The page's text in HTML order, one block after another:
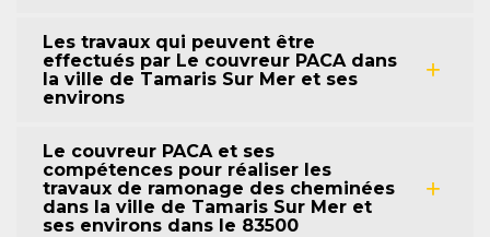
Les travaux qui peuvent être
effectués par Le couvreur PACA dans
la ville de Tamaris Sur Mer et ses
environs
Le couvreur PACA et ses
compétences pour réaliser les
travaux de ramonage des cheminées
dans la ville de Tamaris Sur Mer et
ses environs dans le 83500